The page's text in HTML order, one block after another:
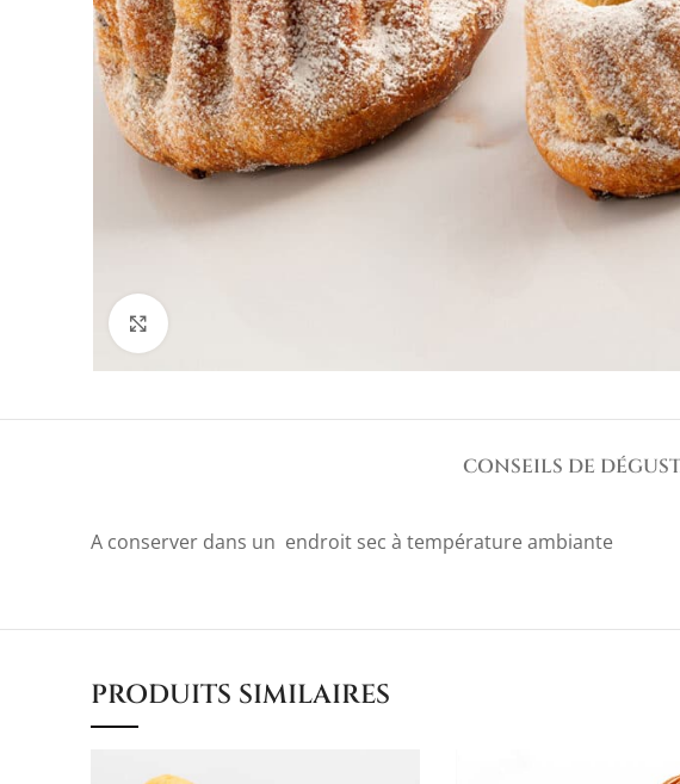
CONSEILS DE
A conserver dans un endroit sec à température ambiante
PRODUITS SIMILAIRES